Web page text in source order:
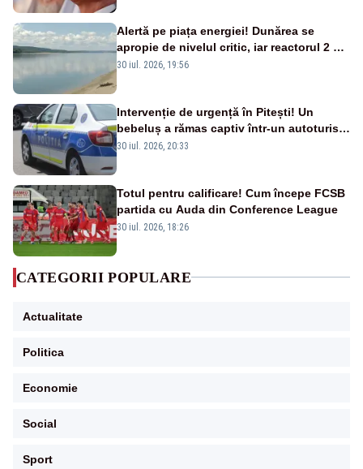
Alertă pe piața energiei! Dunărea se
apropie de nivelul critic, iar reactorul 2 de
la Cernavodă ar putea fi oprit
30 iul. 2026, 19:56
Intervenție de urgență în Pitești! Un
bebeluș a rămas captiv într-un autoturism
din cauza unei defecțiuni
30 iul. 2026, 20:33
Totul pentru calificare! Cum începe FCSB
partida cu Auda din Conference League
30 iul. 2026, 18:26
CATEGORII POPULARE
Actualitate
Politica
Economie
Social
Sport